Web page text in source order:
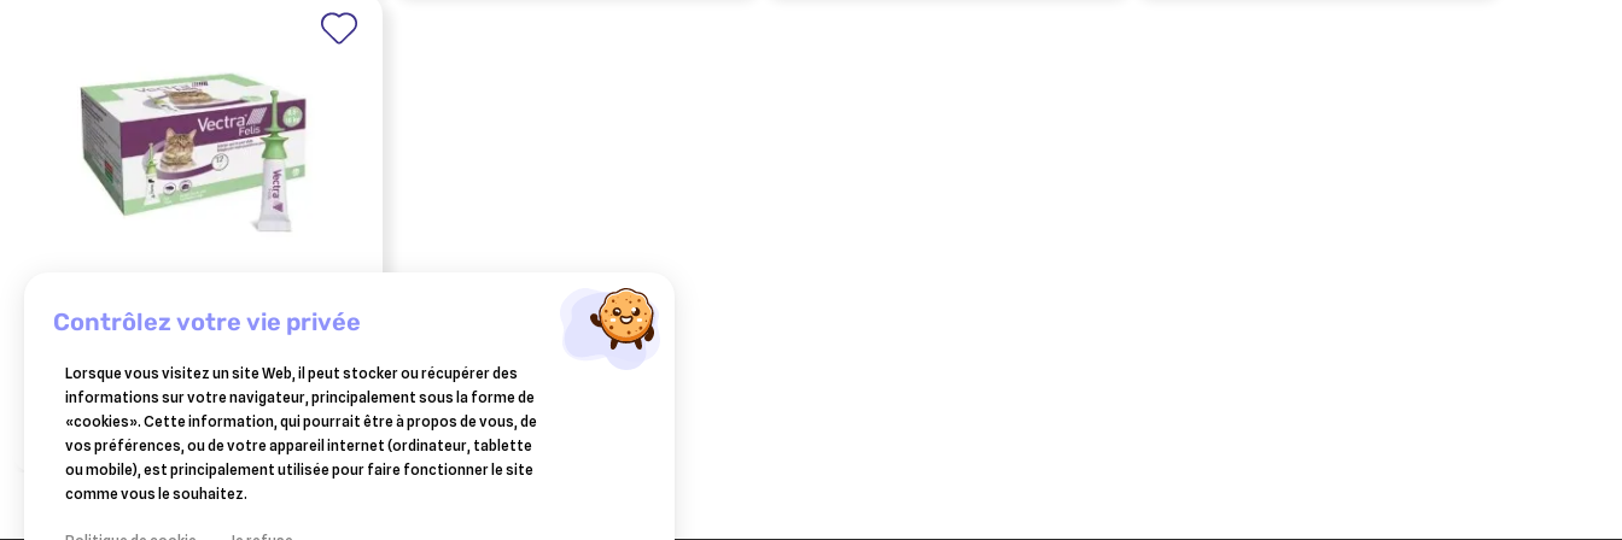
CEVA SANTE ANIMALE
spot-on pour chats 12 pipettes
59,90 €
Ajouter au panier
contrôlez votre vie privée
Lorsque vous visitez un site Web, il peut stocker ou récupérer des
informations sur votre navigateur, principalement sous la forme de
«cookies». Cette information, qui pourrait être à propos de vous, de
vos préférences, ou de votre appareil internet (ordinateur, tablette
ou mobile), est principalement utilisée pour faire fonctionner le site
comme vous le souhaitez.